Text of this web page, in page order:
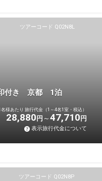
ツアーコード Q02N8L
印付き 京都 1泊
様あたり 旅行代金（1～4名1室・税込）
28,880 円 47,710 円
表示旅行代金について
ツアーコード Q02N8P